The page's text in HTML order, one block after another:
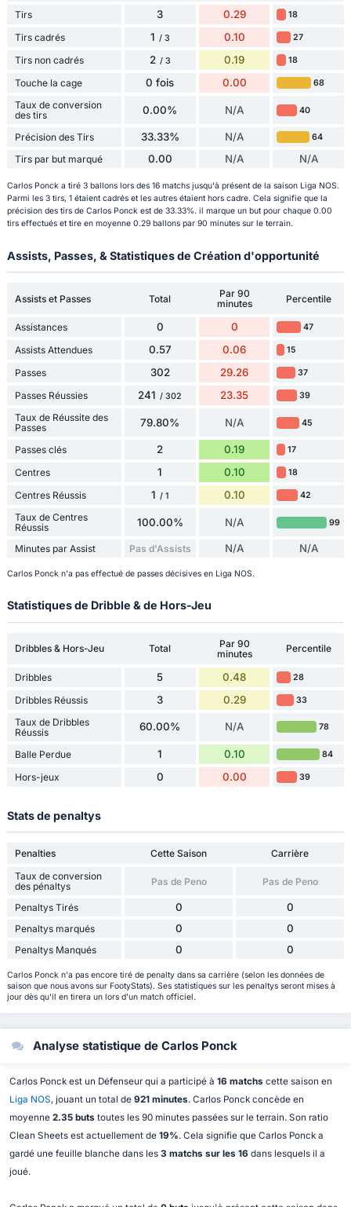
Tirs 3 0.29 18
Tirs cadrés 1 / 3 0.10 27
Tirs non cadrés 2 / 3 0.19 18
Touche la cage 0 fois 0.00 68
Taux de conversion
des tirs
0.00% N/A 40
Précision des Tirs 33.33% N/A 64
Tirs par but marqué 0.00 N/A N/A
Carlos Ponck a tiré 3 ballons lors des 16 matchs jusqu'à présent de la saison Liga NOS.
Parmi les 3 tirs, 1 étaient cadrés et les autres étaient hors cadre. Cela signifie que la
précision des tirs de Carlos Ponck est de 33.33%. il marque un but pour chaque 0.00
tirs effectués et tire en moyenne 0.29 ballons par 90 minutes sur le terrain.
Assists, Passes, & Statistiques de Création d'opportunité
Assists et Passes Total
Par 90
minutes
Percentile
Assistances 0 0 47
Assists Attendues 0.57 0.06 15
Passes 302 29.26 37
Passes Réussies 241 / 302 23.35 39
Taux de Réussite des
Passes
79.80% N/A 45
Passes clés 2 0.19 17
Centres 1 0.10 18
Centres Réussis 1 / 1 0.10 42
Taux de Centres
Réussis
100.00% N/A 99
Minutes par Assist Pas d'Assists N/A N/A
Carlos Ponck n'a pas effectué de passes décisives en Liga NOS.
Statistiques de Dribble & de Hors-Jeu
Dribbles & Hors-Jeu Total
Par 90
minutes
Percentile
Dribbles 5 0.48 28
Dribbles Réussis 3 0.29 33
Taux de Dribbles
Réussis
60.00% N/A 78
Balle Perdue 1 0.10 84
Hors-jeux 0 0.00 39
Stats de penaltys
Penalties Cette Saison
Carrière
Taux de conversion
des pénaltys
Pas de Peno Pas de Peno
Penaltys Tirés 0 0
Penaltys marqués 0 0
Penaltys Manqués 0 0
Carlos Ponck n'a pas encore tiré de penalty dans sa carrière (selon les données de
saison que nous avons sur FootyStats). Ses statistiques sur les penaltys seront mises à
jour dès qu'il en tirera un lors d'un match officiel.
Analyse statistique de Carlos Ponck
Carlos Ponck est un Défenseur qui a participé à 16 matchs cette saison en
Liga NOS, jouant un total de 921 minutes. Carlos Ponck concède en
moyenne 2.35 buts toutes les 90 minutes passées sur le terrain. Son ratio
Clean Sheets est actuellement de 19%. Cela signifie que Carlos Ponck a
gardé une feuille blanche dans les 3 matchs sur les 16 dans lesquels il a
joué.